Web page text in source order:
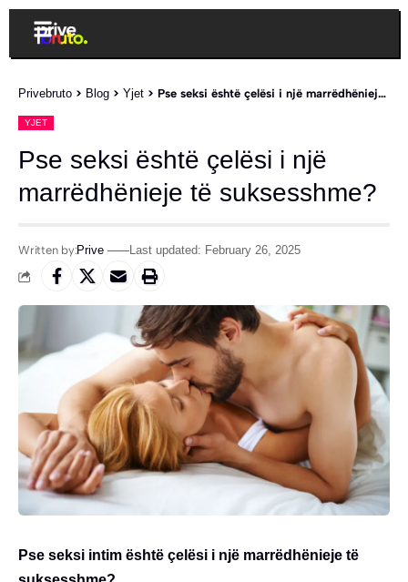
Privebruto > Blog > Yjet > Pse seksi është çelësi i një marrëdhënieje të suksesshme?
YJET
Pse seksi është çelësi i një
marrëdhënieje të suksesshme?
Written by:Prive Last updated: February 26, 2025
Pse seksi intim është çelësi i një marrëdhënieje të